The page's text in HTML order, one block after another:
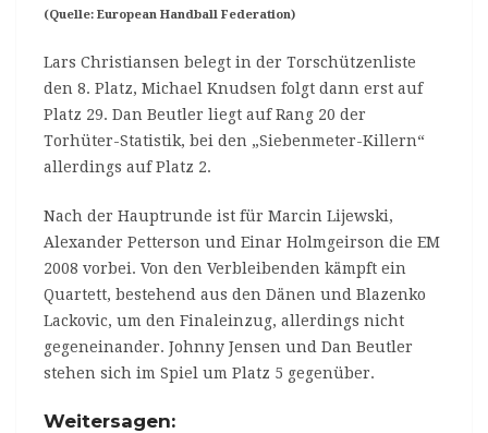
(Quelle: European Handball Federation)
Lars Christiansen belegt in der Torschützenliste
den 8. Platz, Michael Knudsen folgt dann erst auf
Platz 29. Dan Beutler liegt auf Rang 20 der
Torhüter-Statistik, bei den „Siebenmeter-Killern“
allerdings auf Platz 2.
Nach der Hauptrunde ist für Marcin Lijewski,
Alexander Petterson und Einar Holmgeirson die EM
2008 vorbei. Von den Verbleibenden kämpft ein
Quartett, bestehend aus den Dänen und Blazenko
Lackovic, um den Finaleinzug, allerdings nicht
gegeneinander. Johnny Jensen und Dan Beutler
stehen sich im Spiel um Platz 5 gegenüber.
Weitersagen: